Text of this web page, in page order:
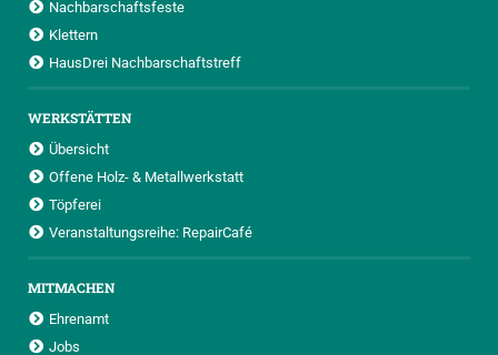
Nachbarschaftsfeste
Klettern
HausDrei Nachbarschaftstreff
WERKSTÄTTEN
Übersicht
Offene Holz- & Metallwerkstatt
Töpferei
Veranstaltungsreihe: RepairCafé
MITMACHEN
Ehrenamt
Jobs